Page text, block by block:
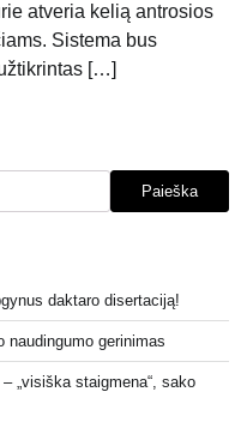
atveria kelią antrosios
Sistema bus
[…]
Paieška
daktaro disertaciją!
naudingumo gerinimas
„visiška staigmena“, sako